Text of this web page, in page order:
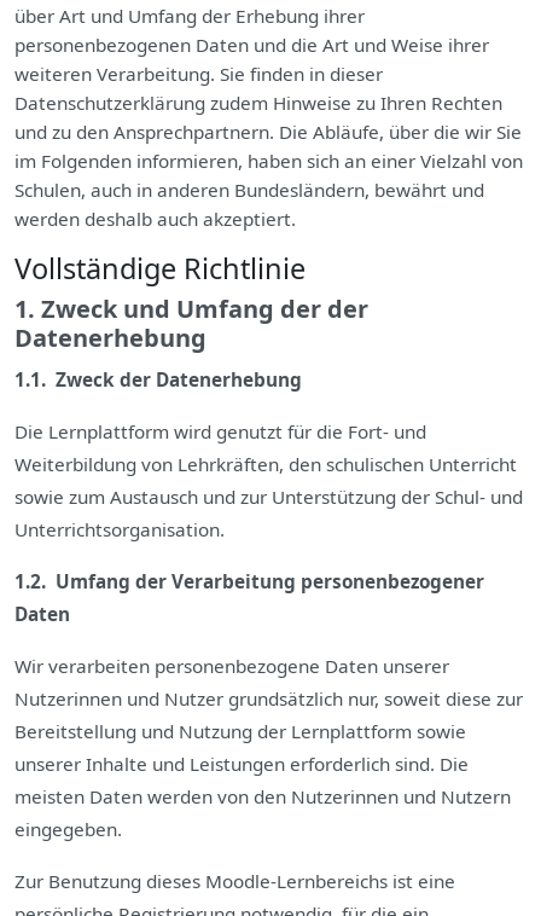
über Art und Umfang der Erhebung ihrer
personenbezogenen Daten und die Art und Weise ihrer
weiteren Verarbeitung. Sie finden in dieser
Datenschutzerklärung zudem Hinweise zu Ihren Rechten
und zu den Ansprechpartnern. Die Abläufe, über die wir Sie
im Folgenden informieren, haben sich an einer Vielzahl von
Schulen, auch in anderen Bundesländern, bewährt und
werden deshalb auch akzeptiert.
Vollständige Richtlinie
1. Zweck und Umfang der der
Datenerhebung
1.1. Zweck der Datenerhebung
Die Lernplattform wird genutzt für die Fort- und
Weiterbildung von Lehrkräften, den schulischen Unterricht
sowie zum Austausch und zur Unterstützung der Schul- und
Unterrichtsorganisation.
1.2. Umfang der Verarbeitung personenbezogener
Daten
Wir verarbeiten personenbezogene Daten unserer
Nutzerinnen und Nutzer grundsätzlich nur, soweit diese zur
Bereitstellung und Nutzung der Lernplattform sowie
unserer Inhalte und Leistungen erforderlich sind. Die
meisten Daten werden von den Nutzerinnen und Nutzern
eingegeben.
Zur Benutzung dieses Moodle-Lernbereichs ist eine